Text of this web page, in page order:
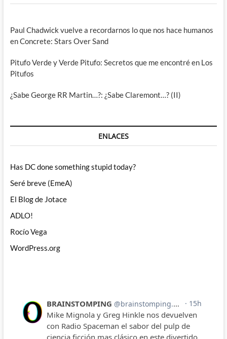
Paul Chadwick vuelve a recordarnos lo que nos hace humanos
en Concrete: Stars Over Sand
Pitufo Verde y Verde Pitufo: Secretos que me encontré en Los
Pitufos
¿Sabe George RR Martin…?: ¿Sabe Claremont…? (II)
ENLACES
Has DC done something stupid today?
Seré breve (EmeA)
El Blog de Jotace
ADLO!
Rocío Vega
WordPress.org